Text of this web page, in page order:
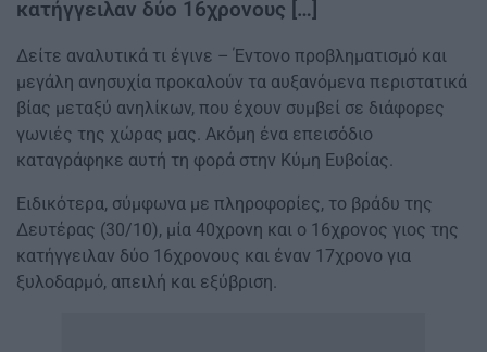
κατήγγειλαν δύο 16χρονους […]
Δείτε αναλυτικά τι έγινε – Έντονο προβληματισμό και
μεγάλη ανησυχία προκαλούν τα αυξανόμενα περιστατικά
βίας μεταξύ ανηλίκων, που έχουν συμβεί σε διάφορες
γωνιές της χώρας μας. Ακόμη ένα επεισόδιο
καταγράφηκε αυτή τη φορά στην Κύμη Ευβοίας.
Ειδικότερα, σύμφωνα με πληροφορίες, το βράδυ της
Δευτέρας (30/10), μία 40χρονη και ο 16χρονος γιος της
κατήγγειλαν δύο 16χρονους και έναν 17χρονο για
ξυλοδαρμό, απειλή και εξύβριση.